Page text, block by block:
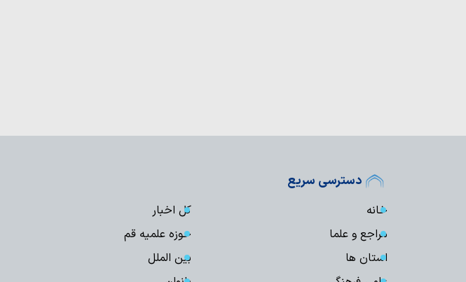
دسترسی سریع
خانه
کل اخبار
مراجع و علما
حوزه علمیه قم
استان ها
بین الملل